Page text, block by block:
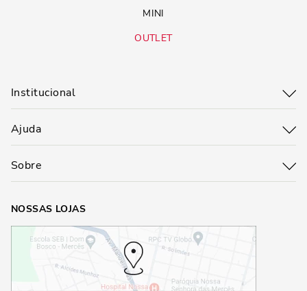
MINI
OUTLET
Institucional
Ajuda
Sobre
NOSSAS LOJAS